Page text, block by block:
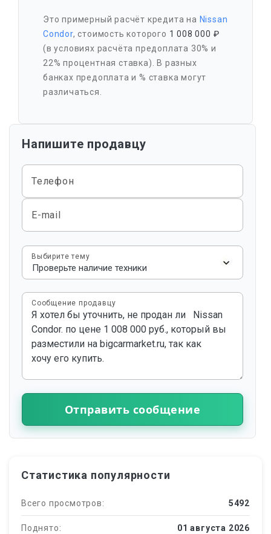
Это примерный расчёт кредита на Nissan
Condor, стоимость которого 1 008 000 ₽
(в условиях расчёта предоплата 30% и
22% процентная ставка). В разных
банках предоплата и % ставка могут
различаться.
Напишите продавцу
Телефон
E-mail
Выбирите тему
Сообщение продавцу
Отправить сообщение
Статистика популярности
Всего просмотров: 5492
Поднято: 01 августа 2026